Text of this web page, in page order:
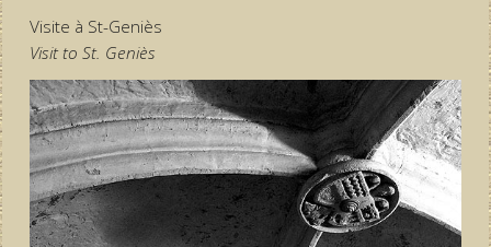
Visite à St-Geniès
Visit to St. Geniès